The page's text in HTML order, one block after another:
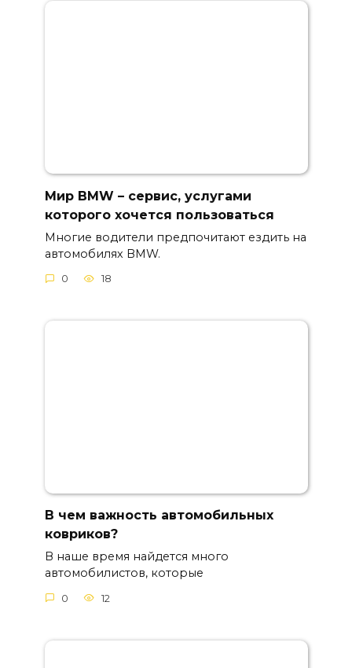
Мир BMW – сервис, услугами
которого хочется пользоваться
Многие водители предпочитают ездить на
автомобилях BMW.
0 18
В чем важность автомобильных
ковриков?
В наше время найдется много
автомобилистов, которые
0 12